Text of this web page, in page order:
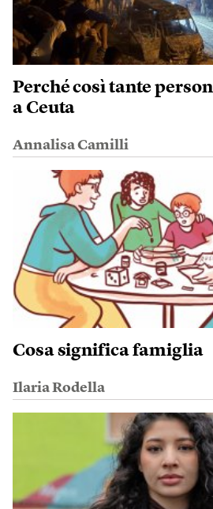
Perché così tante
a Ceuta
Annalisa Camilli
Cosa significa famiglia
Ilaria Rodella